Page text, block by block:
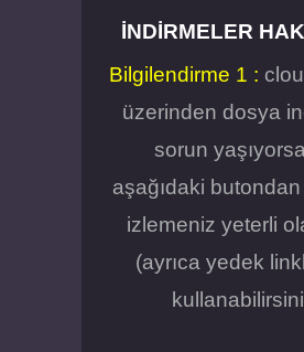
İNDIRMELER
Bilgilendirme 1 :
üzerinden dosya
sorun
aşağıdaki
izlemeniz yeterli
(ayrıca yedek